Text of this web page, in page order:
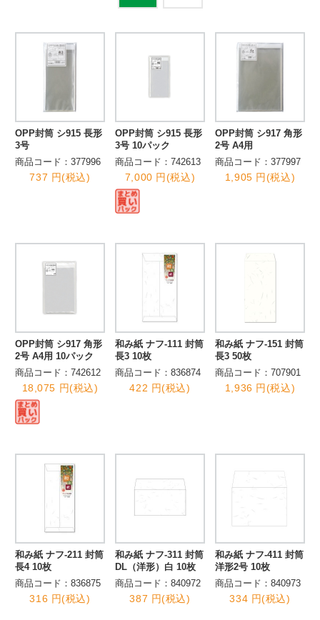
OPP封筒 シ915 長形
3号
商品コード：377996
737 円(税込)
OPP封筒 シ915 長形
3号 10パック
商品コード：742613
7,000 円(税込)
OPP封筒 シ917 角形
2号 A4用
商品コード：377997
1,905 円(税込)
OPP封筒 シ917 角形
2号 A4用 10パック
商品コード：742612
18,075 円(税込)
和み紙 ナフ-111 封筒
長3 10枚
商品コード：836874
422 円(税込)
和み紙 ナフ-151 封筒
長3 50枚
商品コード：707901
1,936 円(税込)
和み紙 ナフ-211 封筒
長4 10枚
商品コード：836875
316 円(税込)
和み紙 ナフ-311 封筒
DL（洋形）白 10枚
商品コード：840972
387 円(税込)
和み紙 ナフ-411 封筒
洋形2号 10枚
商品コード：840973
334 円(税込)